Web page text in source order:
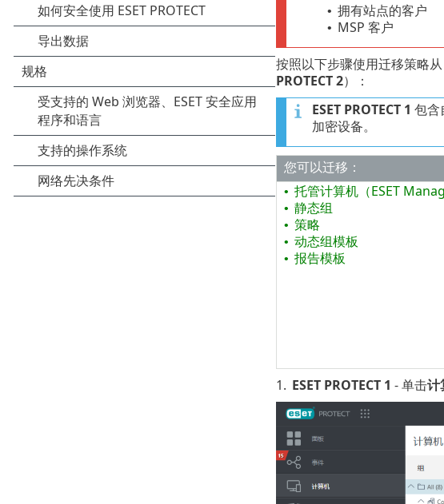
• 拥有站点的客户
• MSP 客户
按照以下步骤使用迁移策略从
PROTECT 2）：
ESET PROTECT 1 包含
加密设备。
您可以迁移：
• 托管计算机（ESET
• 静态组
• 策略
• 动态组模板
• 报告模板
1. ESET PROTECT 1 - 单击计